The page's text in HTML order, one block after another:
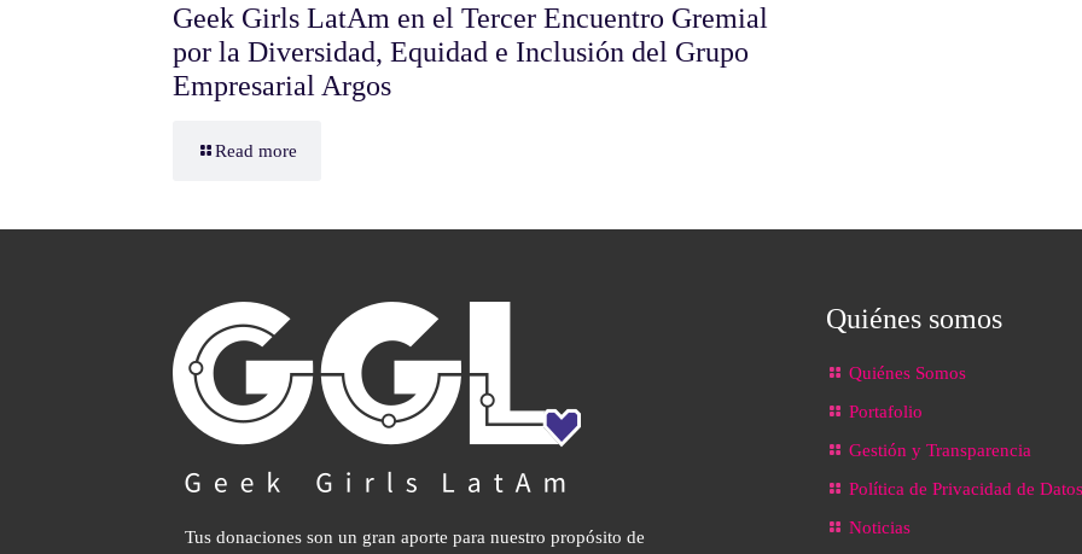
Geek Girls LatAm en el Tercer Encuentro Gremial
por la Diversidad, Equidad e Inclusión del Grupo
Empresarial Argos
Read more
Tus donaciones son un gran aporte para nuestro propósito de
Quiénes somos
Quiénes Somos
Portafolio
Gestión y Transparencia
Política de Privacidad de Datos
Noticias